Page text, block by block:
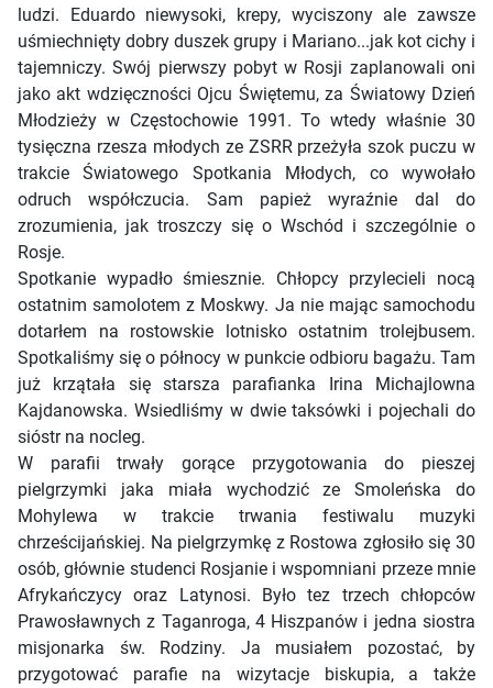
ludzi. Eduardo niewysoki, krepy, wyciszony ale zawsze
uśmiechnięty dobry duszek grupy i Mariano...jak kot cichy i
tajemniczy. Swój pierwszy pobyt w Rosji zaplanowali oni
jako akt wdzięczności Ojcu Świętemu, za Światowy Dzień
Młodzieży w Częstochowie 1991. To wtedy właśnie 30
tysięczna rzesza młodych ze ZSRR przeżyła szok puczu w
trakcie Światowego Spotkania Młodych, co wywołało
odruch współczucia. Sam papież wyraźnie dal do
zrozumienia, jak troszczy się o Wschód i szczególnie o
Rosje.
Spotkanie wypadło śmiesznie. Chłopcy przylecieli nocą
ostatnim samolotem z Moskwy. Ja nie mając samochodu
dotarłem na rostowskie lotnisko ostatnim trolejbusem.
Spotkaliśmy się o północy w punkcie odbioru bagażu. Tam
już krzątała się starsza parafianka Irina Michajlowna
Kajdanowska. Wsiedliśmy w dwie taksówki i pojechali do
sióstr na nocleg.
W parafii trwały gorące przygotowania do pieszej
pielgrzymki jaka miała wychodzić ze Smoleńska do
Mohylewa w trakcie trwania festiwalu muzyki
chrześcijańskiej. Na pielgrzymkę z Rostowa zgłosiło się 30
osób, głównie studenci Rosjanie i wspomniani przeze mnie
Afrykańczycy oraz Latynosi. Było tez trzech chłopców
Prawosławnych z Taganroga, 4 Hiszpanów i jedna siostra
misjonarka św. Rodziny. Ja musiałem pozostać, by
przygotować parafie na wizytacje biskupia, a także